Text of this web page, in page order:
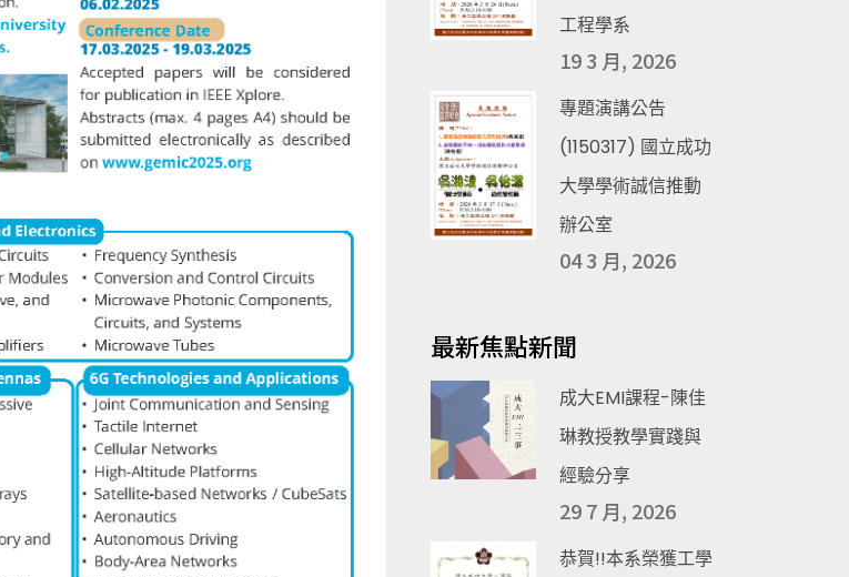
工程學系
19 3 月, 2026
專題演講公告
(1150317) 國立成功
大學學術誠信推動
辦公室
04 3 月, 2026
最新焦點新聞
成大EMI課程-陳佳
琳教授教學實踐與
經驗分享
29 7 月, 2026
恭賀!!本系榮獲工學